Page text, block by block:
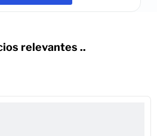
relevantes ..